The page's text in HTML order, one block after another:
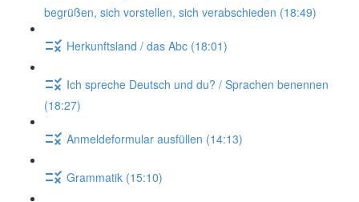
begrüßen, sich vorstellen, sich verabschieden (18:49)
Herkunftsland / das Abc (18:01)
Ich spreche Deutsch und du? / Sprachen benennen
(18:27)
Anmeldeformular ausfüllen (14:13)
Grammatik (15:10)